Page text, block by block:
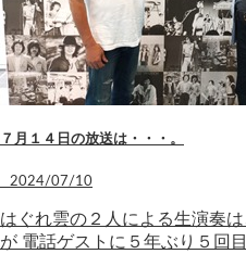
７月１４日の放送は・・・。
2024/07/10
はぐれ雲の２人による生演奏
が 電話ゲストに５年ぶり５回